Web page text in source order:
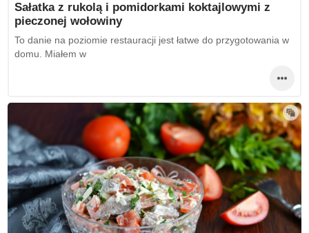
Sałatka z rukolą i pomidorkami koktajlowymi z
pieczonej wołowiny
To danie na poziomie restauracji jest łatwe do przygotowania w
domu. Miałem w